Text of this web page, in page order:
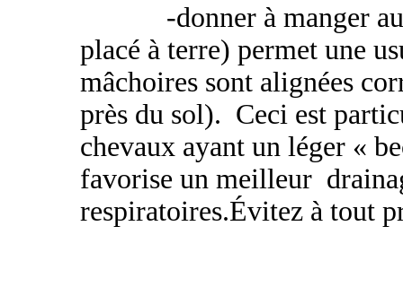
-donner à manger
placé à terre) permet une
mâchoires sont alignées
près du sol). Ceci est
chevaux ayant un léger «
favorise un meilleur
respiratoires.Évitez à tout